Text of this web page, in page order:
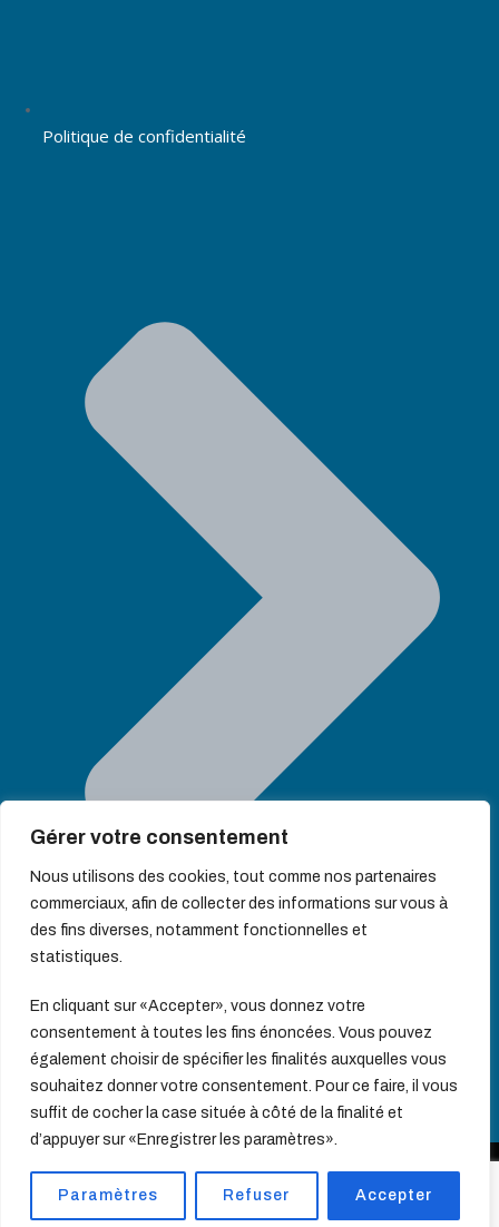
Gérer votre consentement
Nous utilisons des cookies, tout comme nos partenaires
commerciaux, afin de collecter des informations sur vous à
des fins diverses, notamment fonctionnelles et
statistiques.
En cliquant sur «Accepter», vous donnez votre
consentement à toutes les fins énoncées. Vous pouvez
également choisir de spécifier les finalités auxquelles vous
souhaitez donner votre consentement. Pour ce faire, il vous
suffit de cocher la case située à côté de la finalité et
d’appuyer sur «Enregistrer les paramètres».
Paramètres Refuser Accepter
Politique de confidentialité
CGU
Copyright 2024 - BIC- Réalisation Idée claire communication